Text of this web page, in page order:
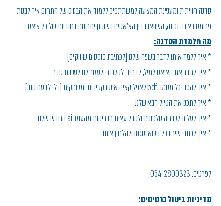
סדנה חוויתית ומעניינת המציעה למשתתפים ללמוד את הבסיס של התחום, איך לבנות
פרומט בצורה נכונה, השוואות בין הצ׳אטים השונים, יתרונות ויחודיות של כל צ׳אט.
מה מלמדת הסדנה:
* איך ללמד אותו לדבר בשפה שלנו [לכתיבת פוסטים שיווקיים]
* איך לחבר את הצ׳אט למייל, לדרייב, לקלנדר ולעזור לנו לעשות סדר.
* איך להפוך כל מסמך pdf לאפליקציה אינטרקטיבית ומשחקית [בלי לדעת קוד].
* איך לתכנן את הטיול הבא שלנו.
* איך לעלות לשיחה טלפונית ולקבל עצות מבריקות מהעוזר ai החדש שלנו.
* איך לכתוב שיר בכל נושא וסגנון ולהלחין אותו.
לפרטים: 054-2800323
מדיניות ביטול כרטיסים: